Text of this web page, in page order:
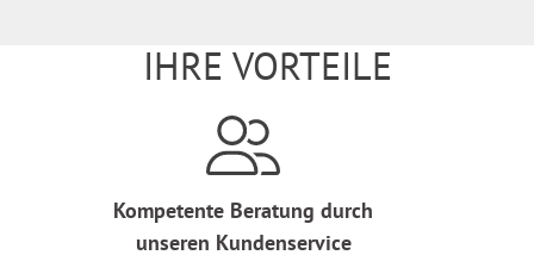
IHRE VORTEILE
Kompetente Beratung durch
unseren Kundenservice